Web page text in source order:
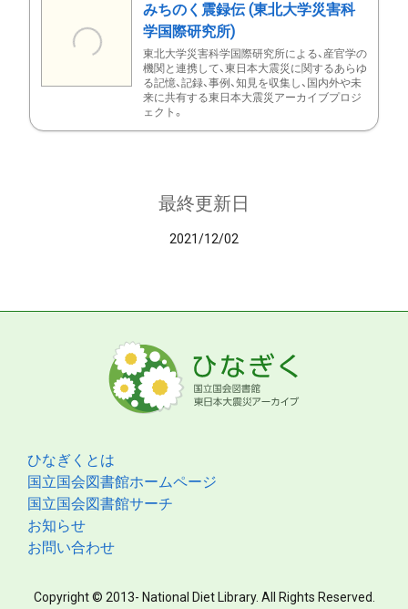
みちのく震録伝 (東北大学災害科
学国際研究所)
東北大学災害科学国際研究所による、産官学の
機関と連携して、東日本大震災に関するあらゆ
る記憶、記録、事例、知見を収集し、国内外や未
来に共有する東日本大震災アーカイブプロジ
ェクト。
最終更新日
2021/12/02
ひなぎくとは
国立国会図書館ホームページ
国立国会図書館サーチ
お知らせ
お問い合わせ
Copyright © 2013- National Diet Library. All Rights Reserved.